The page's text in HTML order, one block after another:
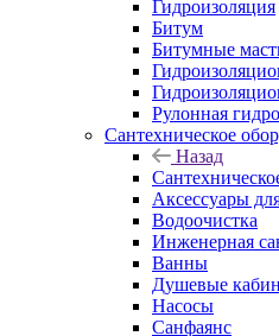
Гидроизоляция
Битум
Битумные
Рулонная
Сантехническое
Назад
Аксессуары
Водоочистка
Инженерная
Ванны
Душевые
Насосы
Санфаянс